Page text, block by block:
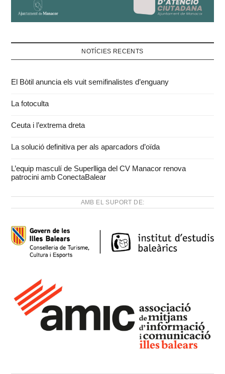
NOTÍCIES RECENTS
El Bòtil anuncia els vuit semifinalistes d’enguany
La fotoculta
Ceuta i l’extrema dreta
La solució definitiva per als aparcadors d’oïda
L’equip masculí de Superlliga del CV Manacor renova
patrocini amb ConectaBalear
AMB EL SUPORT DE: